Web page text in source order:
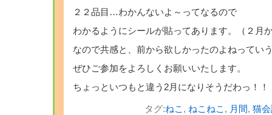
２２品目…わかんないよ～ってなるので
わかるようにシールが貼ってあります。（２月
なので共感と、前から欲しかったのよねってい
ぜひご参加をよろしくお願いいたします。
ちょっといつもと違う2月になりそうだわっ！！
タグ:ねこ , ねこねこ , 月間, 猫